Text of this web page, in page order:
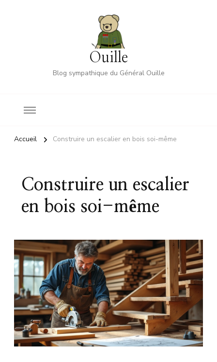
Ouille
Blog sympathique du Général Ouille
Accueil Construire un escalier en bois soi-même
Construire un escalier
en bois soi-même